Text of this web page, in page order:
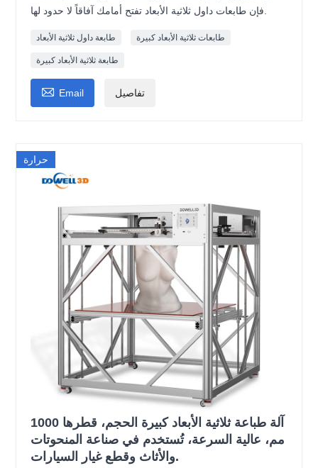
طابعة داول ثلاثية الأبعاد طابعات ثلاثية الأبعاد كبيرة
طابعة ثلاثية الأبعاد كبيرة
 Email تفاصيل
حرارة
آلة طباعة ثلاثية الأبعاد كبيرة الحجم، قطرها 1000
مم، عالية السرعة، تُستخدم في صناعة المنحوتات
والأثاث وقطع غيار السيارات.